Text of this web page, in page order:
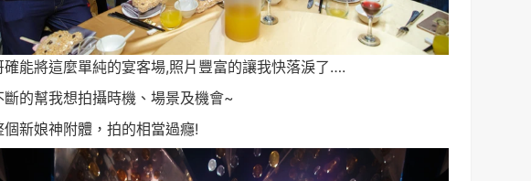
確能將這麼單純的宴客場,照片豐富的讓我快落淚了….
斷的幫我想拍攝時機、場景及機會~
個新娘神附體，拍的相當過癮!